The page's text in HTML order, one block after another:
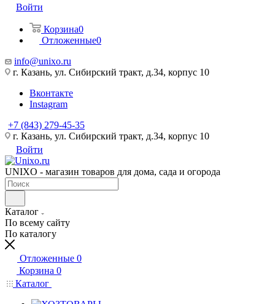
Войти
Корзина0
Отложенные0
info@unixo.ru
г. Казань, ул. Сибирский тракт, д.34, корпус 10
Вконтакте
Instagram
+7 (843) 279-45-35
г. Казань, ул. Сибирский тракт, д.34, корпус 10
Войти
UNIXO - магазин товаров для дома, сада и огорода
Каталог
По всему сайту
По каталогу
Отложенные 0
Корзина 0
Каталог